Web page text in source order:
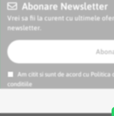
Abonare Newsletter
Vrei sa fii la curent cu ultimele
newsletter.
Am citit si sunt de acord cu Politica
conditiile